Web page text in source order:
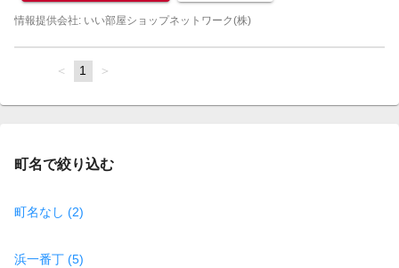
情報提供会社: いい部屋ショップネットワーク(株)
page
You're
page
1 page
町名で絞り込む
町名なし (2)
浜一番丁 (5)